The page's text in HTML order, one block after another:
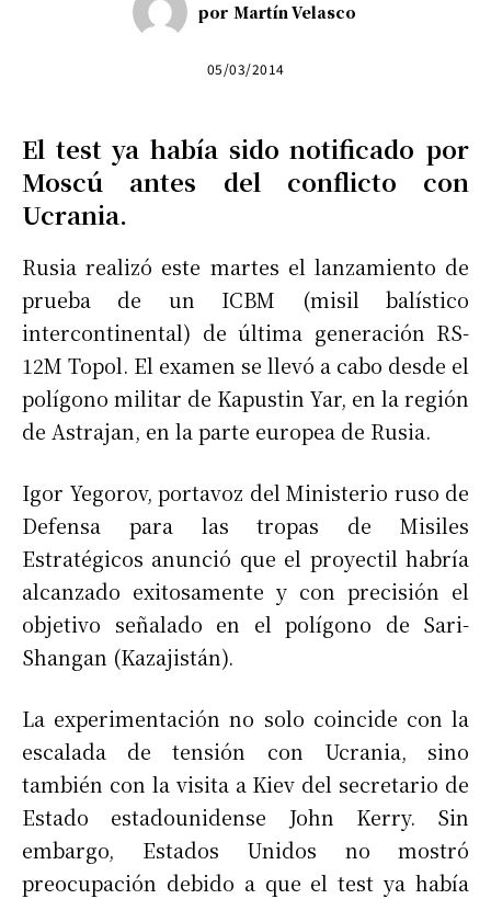
por Martín Velasco
05/03/2014
El test ya había sido notificado por
Moscú antes del conflicto con
Ucrania.
Rusia realizó este martes el lanzamiento de
prueba de un ICBM (misil balístico
intercontinental) de última generación RS-
12M Topol. El examen se llevó a cabo desde el
polígono militar de Kapustin Yar, en la región
de Astrajan, en la parte europea de Rusia.
Igor Yegorov, portavoz del Ministerio ruso de
Defensa para las tropas de Misiles
Estratégicos anunció que el proyectil habría
alcanzado exitosamente y con precisión el
objetivo señalado en el polígono de Sari-
Shangan (Kazajistán).
La experimentación no solo coincide con la
escalada de tensión con Ucrania, sino
también con la visita a Kiev del secretario de
Estado estadounidense John Kerry. Sin
embargo, Estados Unidos no mostró
preocupación debido a que el test ya había